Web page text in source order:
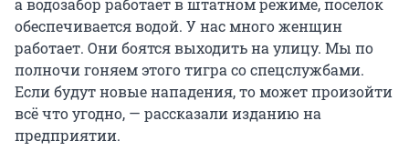
обеспечивается водой. У нас много женщин
работает. Они боятся выходить на улицу. Мы по
полночи гоняем этого тигра со спецслужбами.
Если будут новые нападения, то может произойти
всё что угодно, — рассказали изданию на
предприятии.